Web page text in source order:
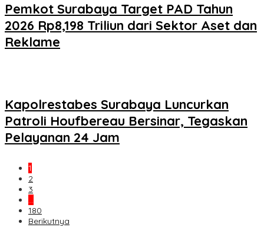
Pemkot Surabaya Target PAD Tahun
2026 Rp8,198 Triliun dari Sektor Aset dan
Reklame
Kapolrestabes Surabaya Luncurkan
Patroli Houfbereau Bersinar, Tegaskan
Pelayanan 24 Jam
1
2
3
…
180
Berikutnya